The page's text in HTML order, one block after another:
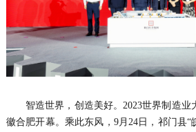
智造世界，创造美好。2023世界制造业
徽合肥开幕。乘此东风，9月24日，祁门县“